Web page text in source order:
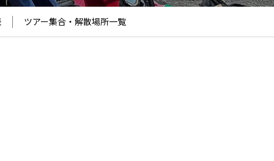
ツアー集合・解散場所一覧